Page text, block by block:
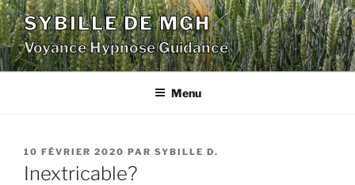
Aller
au
contenu
principal
SYBILLE DE MGH
Voyance Hypnose Guidance
Menu
PUBLIÉ
LE
10 FÉVRIER 2020 PAR SYBILLE D.
Inextricable?